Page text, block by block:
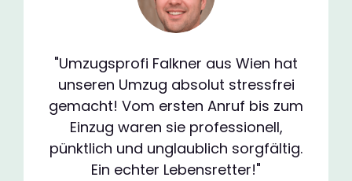
"Umzugsprofi Falkner aus Wien hat
unseren Umzug absolut stressfrei
gemacht! Vom ersten Anruf bis zum
Einzug waren sie professionell,
pünktlich und unglaublich sorgfältig.
Ein echter Lebensretter!"